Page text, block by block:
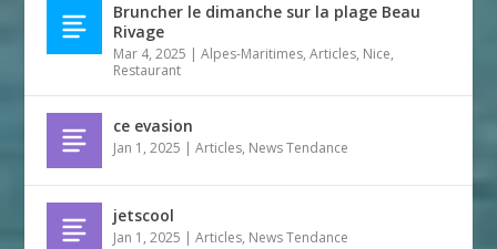
Bruncher le dimanche sur la plage Beau
Rivage
Mar 4, 2025 |Alpes-Maritimes,Articles, Nice,
Restaurant
ce evasion
Jan 1, 2025 |Articles, News Tendance
jetscool
Jan 1, 2025 |Articles, News Tendance